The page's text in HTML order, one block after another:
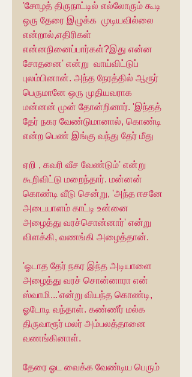
'சோழத் திருநாட்டில் எல்லோரும் கூடி
ஒரு தேரை இழுக்க  முடியவில்லை
என்றால்,எதிரிகள்
என்னநினைப்பார்கள்?இது என்ன
சோதனை' என்று  வாய்விட்டுப்
புலம்பினான். அந்த நேரத்தில் ஆரூர்
பெருமானே ஒரு முதியவராக
மன்னன் முன் தோன்றினார். 'இந்தத்
தேர் நகர வேண்டுமானால், கொண்டி
என்ற பெண் இங்கு வந்து தேர் மீது
ஏறி , கவரி வீச வேண்டும்' என்று
கூறிவிட்டு மறைந்தார். மன்னன்
கொண்டி வீடு சென்று, 'அந்த ஈசனே
அடையாளம் காட்டி உன்னை
அழைத்து வரச்சொன்னார்' என்று
விளக்கி, வணங்கி அழைத்தான்.
'ஓடாத தேர் நகர இந்த அடியாளை
அழைத்து வரச் சொன்னாரா என்
ஸ்வாமி...'என்று வியந்த கொண்டி,
ஓடோடி வந்தாள். கண்ணீர் மல்க
திருவாரூர் மலர் அம்பலத்தானை
வணங்கினாள்.
தேரை ஓட வைக்க வேண்டிய பெரும்